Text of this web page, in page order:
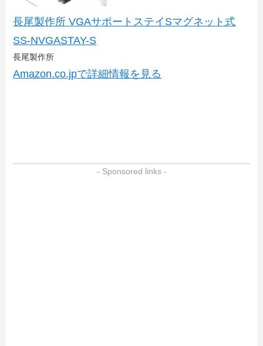
長尾製作所 VGAサポートステイSマグネット式
SS-NVGASTAY-S
長尾製作所
Amazon.co.jpで詳細情報を見る
- Sponsored links -